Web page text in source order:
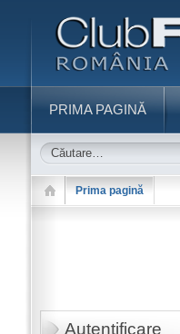
PRIMA PAGINĂ
Prima pagină
Autentificare